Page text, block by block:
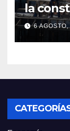
la
sector
6